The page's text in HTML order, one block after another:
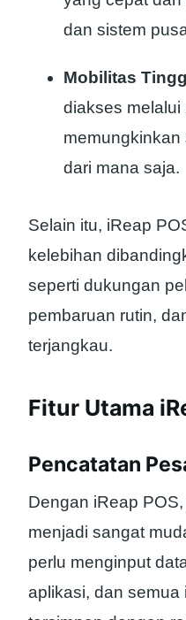
dan sistem
Mobilitas
diakses melalui
dari mana saja.
Selain itu, iReap
kelebihan
seperti dukungan
pembaruan rutin,
terjangkau.
Fitur Utama
Pencatatan
Dengan iReap
menjadi sangat
perlu menginput
aplikasi, dan semua